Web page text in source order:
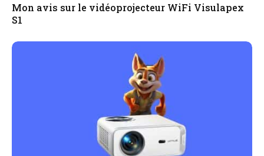
Mon avis sur le vidéoprojecteur WiFi Visulapex
S1